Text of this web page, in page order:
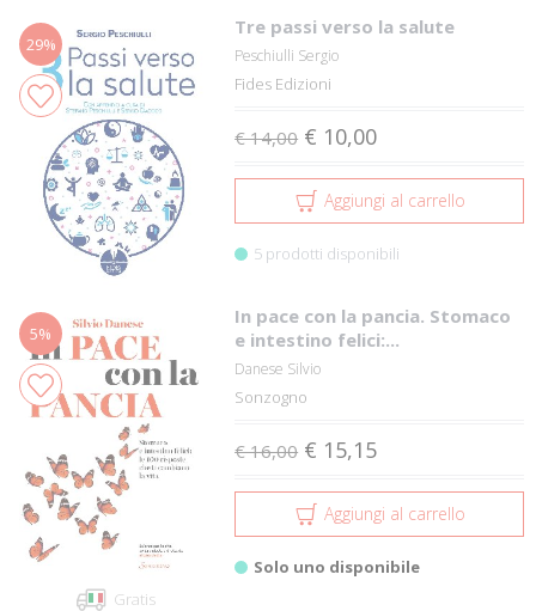
29%
Tre passi verso la salute
Peschiulli Sergio
Fides Edizioni
€ 14,00 € 10,00
Aggiungi al carrello
5 prodotti disponibili
5%
Gratis
In pace con la pancia. Stomaco
e intestino felici:...
Danese Silvio
Sonzogno
€ 16,00 € 15,15
Aggiungi al carrello
Solo uno disponibile